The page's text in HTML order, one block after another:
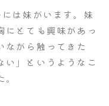
は妹がいます。妹
にとても興味があっ
ながら触ってきた
い」というようなこ